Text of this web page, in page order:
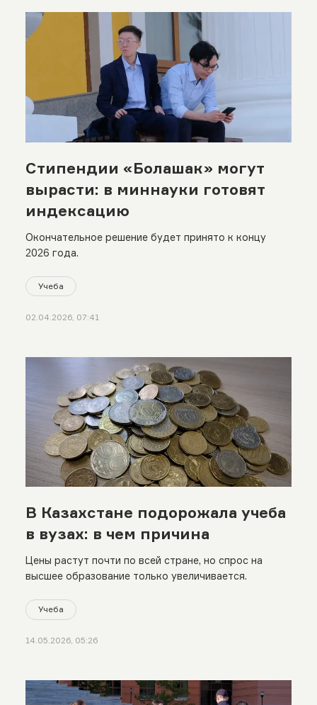
Стипендии «Болашак» могут
вырасти: в миннауки готовят
индексацию
Окончательное решение будет принято к концу
2026 года.
Учеба
02.04.2026, 07:41
В Казахстане подорожала учеба
в вузах: в чем причина
Цены растут почти по всей стране, но спрос на
высшее образование только увеличивается.
Учеба
14.05.2026, 05:26